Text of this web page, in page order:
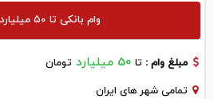
وام بانکی تا ۵۰ میلیارد تومان
مبلغ وام : تا 50 میلیارد تومان
تمامی شهر های ایران